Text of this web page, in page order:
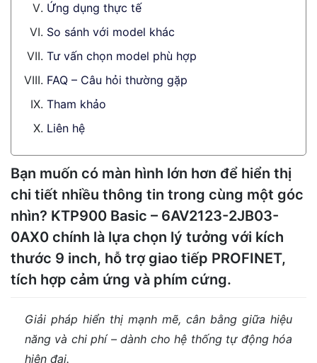
Ứng dụng thực tế
So sánh với model khác
Tư vấn chọn model phù hợp
FAQ – Câu hỏi thường gặp
Tham khảo
Liên hệ
Bạn muốn có màn hình lớn hơn để hiển thị
chi tiết nhiều thông tin trong cùng một góc
nhìn? KTP900 Basic – 6AV2123-2JB03-
0AX0 chính là lựa chọn lý tưởng với kích
thước 9 inch, hỗ trợ giao tiếp PROFINET,
tích hợp cảm ứng và phím cứng.
Giải pháp hiển thị mạnh mẽ, cân bằng giữa hiệu
năng và chi phí – dành cho hệ thống tự động hóa
hiện đại.